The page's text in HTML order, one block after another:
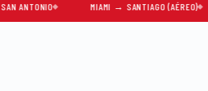
MIAMI → SANTIAGO (AÉREO)